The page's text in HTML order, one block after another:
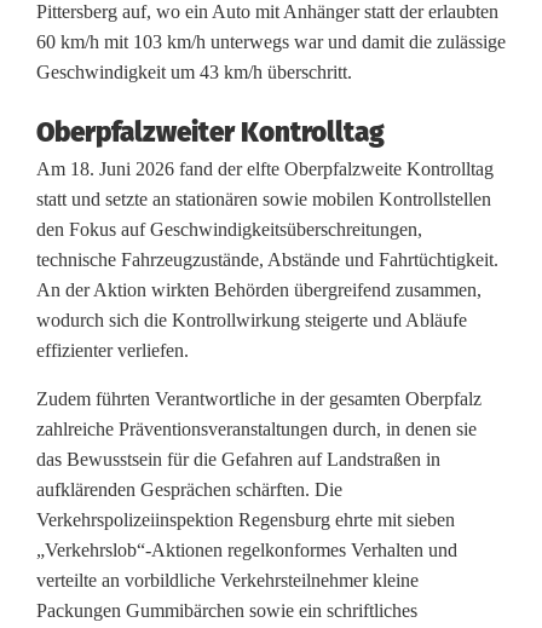
d
s
r
a
ß
e
n
s
i
c
h
e
r
Pittersberg auf, wo ein Auto mit Anhänger statt der erlaubten
60 km/h mit 103 km/h unterwegs war und damit die zulässige
Geschwindigkeit um 43 km/h überschritt.
Oberpfalzweiter Kontrolltag
Am 18. Juni 2026 fand der elfte Oberpfalzweite Kontrolltag
statt und setzte an stationären sowie mobilen Kontrollstellen
den Fokus auf Geschwindigkeitsüberschreitungen,
technische Fahrzeugzustände, Abstände und Fahrtüchtigkeit.
An der Aktion wirkten Behörden übergreifend zusammen,
wodurch sich die Kontrollwirkung steigerte und Abläufe
effizienter verliefen.
Zudem führten Verantwortliche in der gesamten Oberpfalz
zahlreiche Präventionsveranstaltungen durch, in denen sie
das Bewusstsein für die Gefahren auf Landstraßen in
aufklärenden Gesprächen schärften. Die
Verkehrspolizeiinspektion Regensburg ehrte mit sieben
„Verkehrslob“-Aktionen regelkonformes Verhalten und
verteilte an vorbildliche Verkehrsteilnehmer kleine
Packungen Gummibärchen sowie ein schriftliches